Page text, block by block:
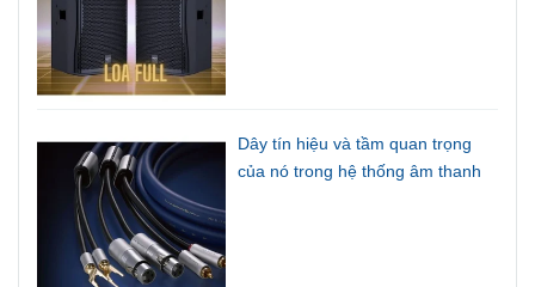
Dây tín hiệu và tầm quan trọng
của nó trong hệ thống âm thanh